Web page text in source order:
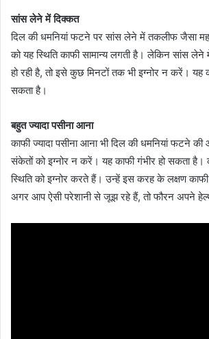
सांस लेने में दिक्कत
दिल की धमनियां फटने पर सांस लेने में तकलीफ जैसा
को यह स्थिति काफी सामान्य लगती है। लेकिन सांस
हो रही है, तो इसे कुछ मिनटों तक भी इग्नोर न करें। यह
सकता है।
बहुत ज्यादा पसीना आना
काफी ज्यादा पसीना आना भी दिल की धमनियां फटने
संकेतों को इग्नोर न करें। यह काफी गंभीर हो सकता
स्थिति को इग्नोर करते हैं। उन्हें इस करह के लक्षण काफी
अगर आप ऐसी परेशानी से जूझ रहे हैं, तो फौरन अपने